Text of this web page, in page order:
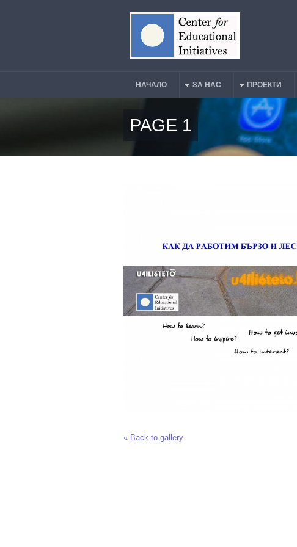
Main Menu
НАЧАЛО ЗА НАС ПРОЕКТИ
PAGE 1
« Back to gallery